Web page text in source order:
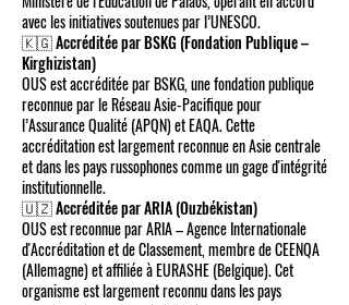
avec les initiatives soutenues par l’UNESCO.
🇰🇬 Accréditée par BSKG (Fondation Publique –
Kirghizistan)
OUS est accréditée par BSKG, une fondation publique
reconnue par le Réseau Asie-Pacifique pour
l’Assurance Qualité (APQN) et EAQA. Cette
accréditation est largement reconnue en Asie centrale
et dans les pays russophones comme un gage d'intégrité
institutionnelle.
🇺🇿 Accréditée par ARIA (Ouzbékistan)
OUS est reconnue par ARIA – Agence Internationale
d'Accréditation et de Classement, membre de CEENQA
(Allemagne) et affiliée à EURASHE (Belgique). Cet
organisme est largement reconnu dans les pays